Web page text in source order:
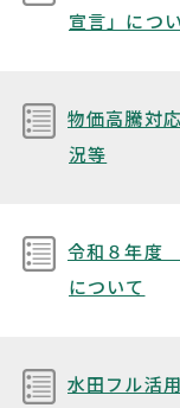
宣言」につ
物価高騰対
況等
令和８年度
について
水田フル活